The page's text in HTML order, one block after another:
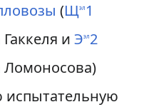
(Щэл 1
и Ээл2